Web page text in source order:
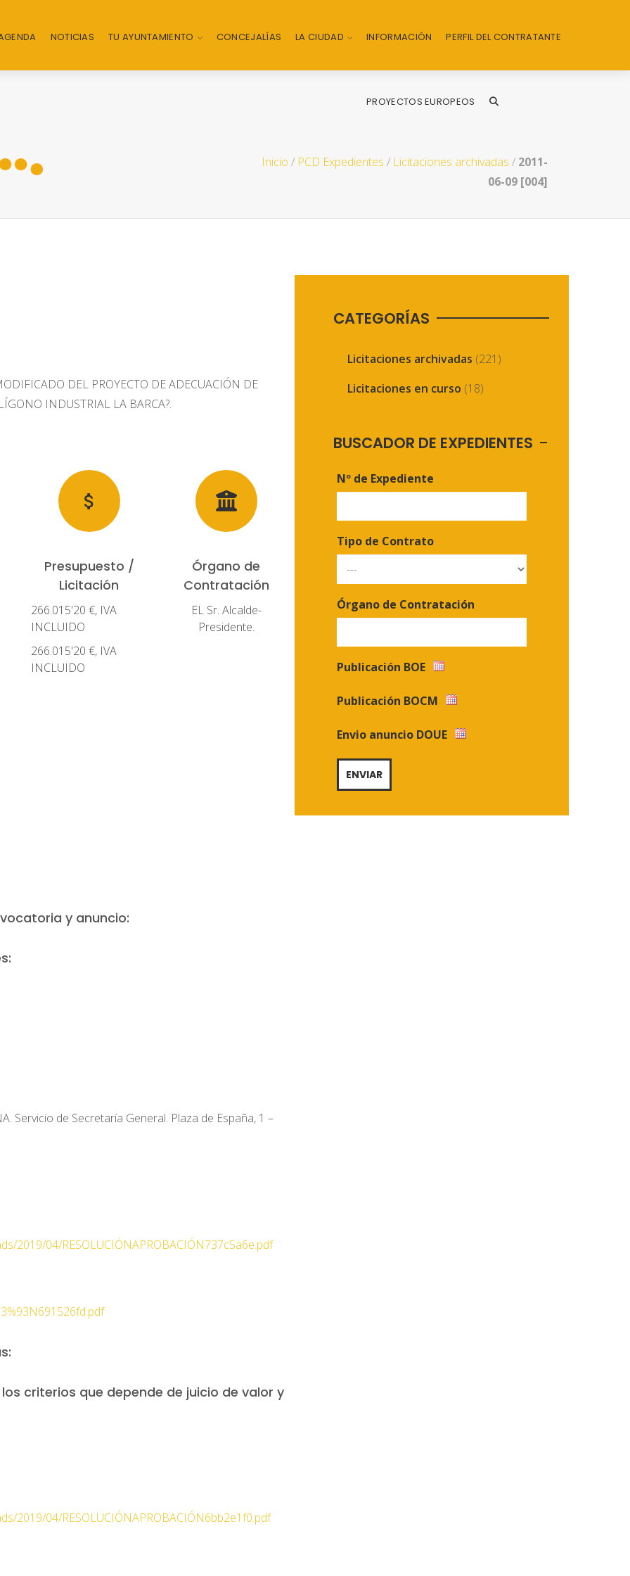
NOTICIAS TU AYUNTAMIENTO CONCEJALÍAS LA CIUDAD INFORMACIÓN PERFIL DEL CONTRATANTE
PROYECTOS EUROPEOS
Inicio / PCD Expedientes / Licitaciones archivadas / 2011-
06-09 [004]
DEL PROYECTO DE ADECUACIÓN DE
INDUSTRIAL LA BARCA?.
Presupuesto /
Licitación
266.015'20 €, IVA
INCLUIDO
266.015'20 €, IVA
INCLUIDO
Órgano de
Contratación
EL Sr. Alcalde-
Presidente.
y anuncio:
Servicio de Secretaría General. Plaza de España, 1 –
2019/04/RESOLUCIÓNAPROBACIÓN737c5a6e.pdf
criterios que depende de juicio de valor y
2019/04/RESOLUCIÓNAPROBACIÓN6bb2e1f0.pdf
CATEGORÍAS
Licitaciones archivadas (221)
Licitaciones en curso (18)
BUSCADOR DE EXPEDIENTES
Nº de Expediente
Tipo de Contrato
Órgano de Contratación
Publicación BOE
Publicación BOCM
Envio anuncio DOUE